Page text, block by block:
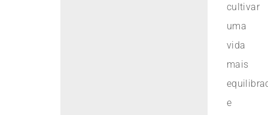
cultivar
uma
vida
mais
e